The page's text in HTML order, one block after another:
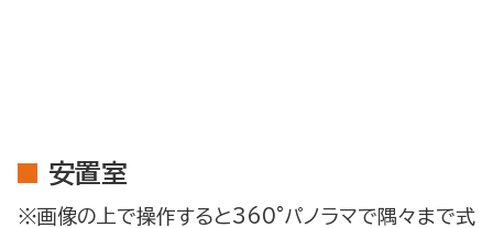
安置室
※画像の上で操作すると360°パノラマで隅々まで式